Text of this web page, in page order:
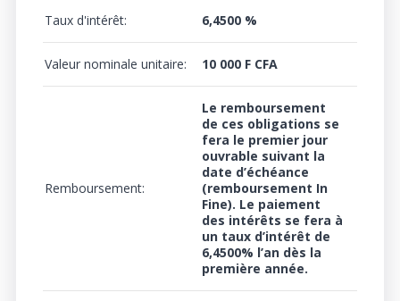
Taux d'intérêt: 6,4500 %
Valeur nominale unitaire: 10 000 F CFA
Remboursement:
Le remboursement
de ces obligations se
fera le premier jour
ouvrable suivant la
date d’échéance
(remboursement In
Fine). Le paiement
des intérêts se fera à
un taux d’intérêt de
6,4500% l’an dès la
première année.